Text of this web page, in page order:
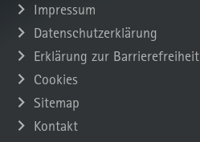
Impressum
Datenschutzerklärung
Erklärung zur Barrierefreiheit
Cookies
Sitemap
Kontakt